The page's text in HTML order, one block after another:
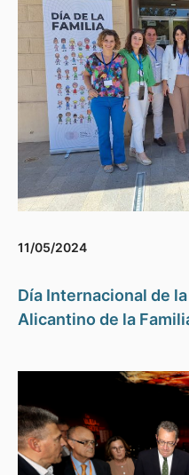
11/05/2024
Día Internacional de
Alicantino de la